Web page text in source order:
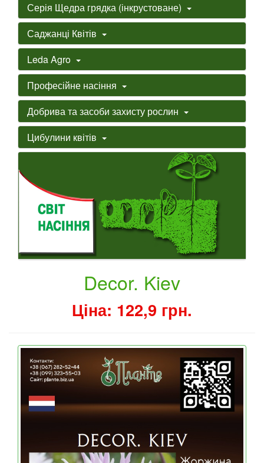
Серія Щедра грядка (інкрустоване)
Саджанці Квітів
Leda Agro
Професійне насіння
Добрива та засоби захисту рослин
Цибулини квітів
Decor. Kiev
Ціна: 122,9 грн.